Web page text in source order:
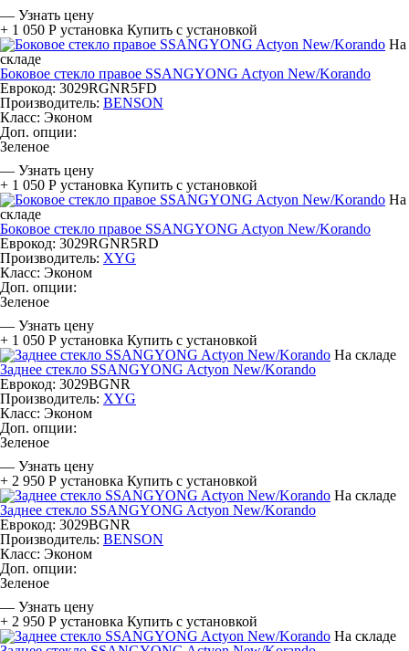
— Узнать цену
+ 1 050 Р установка Купить с установкой
На
складе
Боковое стекло правое SSANGYONG Actyon New/Korando
Еврокод: 3029RGNR5FD
Производитель: BENSON
Класс: Эконом
Доп. опции:
Зеленое
— Узнать цену
+ 1 050 Р установка Купить с установкой
На
складе
Боковое стекло правое SSANGYONG Actyon New/Korando
Еврокод: 3029RGNR5RD
Производитель: XYG
Класс: Эконом
Доп. опции:
Зеленое
— Узнать цену
+ 1 050 Р установка Купить с установкой
На складе
Заднее стекло SSANGYONG Actyon New/Korando
Еврокод: 3029BGNR
Производитель: XYG
Класс: Эконом
Доп. опции:
Зеленое
— Узнать цену
+ 2 950 Р установка Купить с установкой
На складе
Заднее стекло SSANGYONG Actyon New/Korando
Еврокод: 3029BGNR
Производитель: BENSON
Класс: Эконом
Доп. опции:
Зеленое
— Узнать цену
+ 2 950 Р установка Купить с установкой
На складе